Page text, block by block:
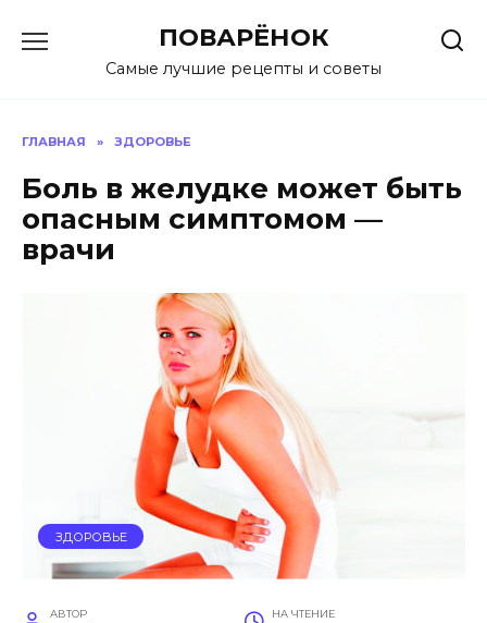
содержанию
ПОВАРЁНОК
Самые лучшие рецепты и советы
ГЛАВНАЯ » ЗДОРОВЬЕ
Боль в желудке может быть
опасным симптомом —
врачи
ЗДОРОВЬЕ
АВТОР НА ЧТЕНИЕ